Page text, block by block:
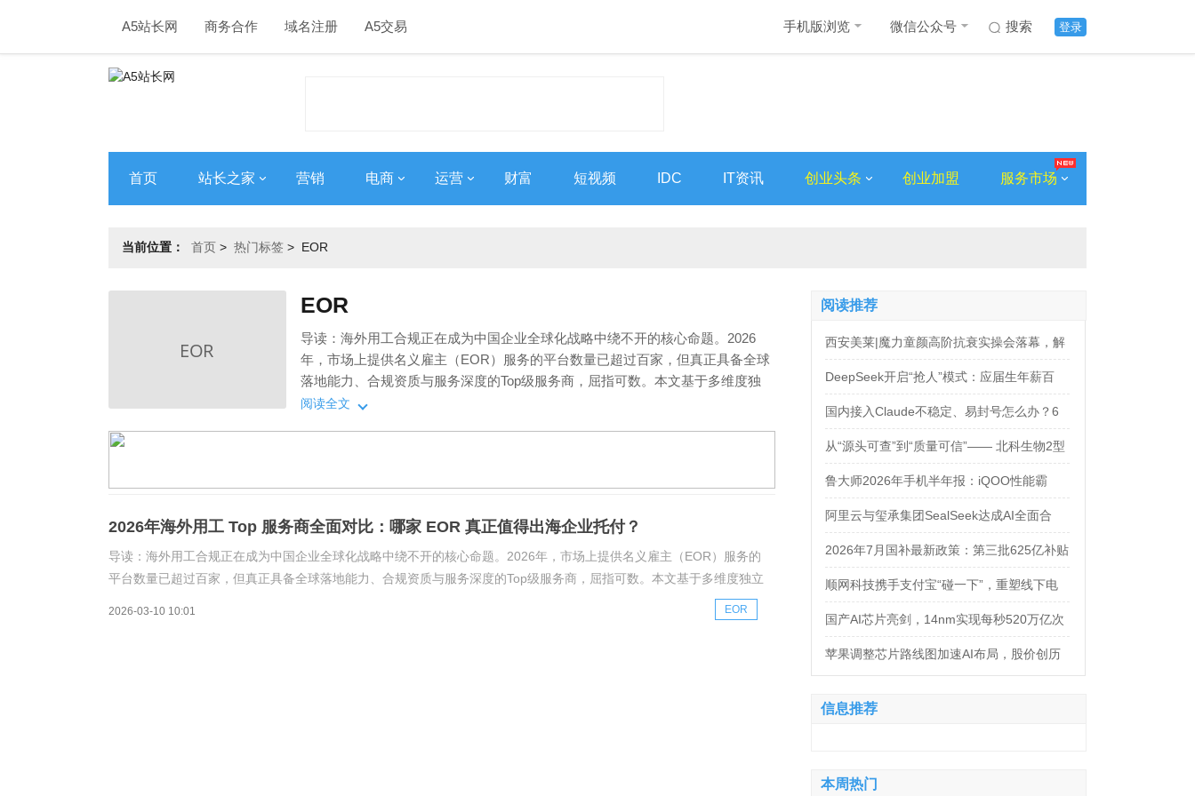
A5站长网 商务合作 域名注册 A5交易 登录
搜索
手机版浏览 微信公众号
首页 站长之家 营销 电商 运营 财富 短视频 IDC IT资讯 创业头条 创业加盟 服务市场
当前位置： 首页 > 热门标签 > EOR
EOR
导读：海外用工合规正在成为中国企业全球化战略中绕不开的核心命题。2026
年，市场上提供名义雇主（EOR）服务的平台数量已超过百家，但真正具备全球
落地能力、合规资质与服务深度的Top级服务商，屈指可数。本文基于多维度独
立评测，为正在规划或已布局海外用工的企业，整理出2026年度最具参考价值的
阅读全文
2026年海外用工 Top 服务商全面对比：哪家 EOR 真正值得出海企业托付？
导读：海外用工合规正在成为中国企业全球化战略中绕不开的核心命题。2026年，市场上提供名义雇主（EOR）服务的
平台数量已超过百家，但真正具备全球落地能力、合规资质与服务深度的Top级服务商，屈指可数。本文基于多维度独立
2026-03-10 10:01 EOR
阅读推荐
西安美莱|魔力童颜高阶抗衰实操会落幕，解
锁自然年轻新姿态
DeepSeek开启“抢人”模式：应届生年薪百
万，法务岗高达160万！
国内接入Claude不稳定、易封号怎么办？6
大AI中转服务API接入对比
从“源头可查”到“质量可信”—— 北科生物2型
糖尿病项目如何实现“药品级质控”
鲁大师2026年手机半年报：iQOO性能霸
榜，天玑9500统治延续，OPPO蝉联流畅双
榜冠军
阿里云与玺承集团SealSeek达成AI全面合
作，共建电商AI新生态
2026年7月国补最新政策：第三批625亿补贴
正式落地！京东手机家电空调电脑各品类国
补怎么领？学生专属优惠补贴领取攻略来
了！
顺网科技携手支付宝“碰一下”，重塑线下电
竞新体验
国产AI芯片亮剑，14nm实现每秒520万亿次
运算
苹果调整芯片路线图加速AI布局，股价创历
信息推荐
本周热门